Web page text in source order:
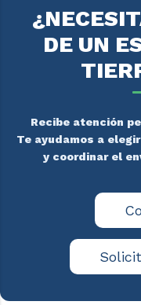
DE UN
Recibe atención
Te ayudamos a
y coordinar el